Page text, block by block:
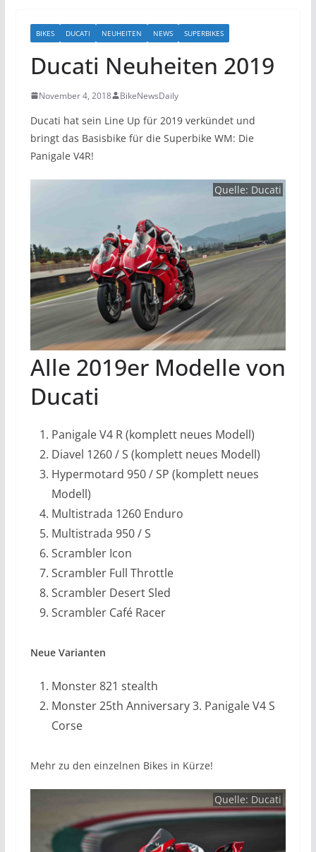
BIKES DUCATI NEUHEITEN NEWS SUPERBIKES
Ducati Neuheiten 2019
November 4, 2018 BikeNewsDaily
Ducati hat sein Line Up für 2019 verkündet und
bringt das Basisbike für die Superbike WM: Die
Panigale V4R!
Quelle: Ducati
Alle 2019er Modelle von
Ducati
Panigale V4 R (komplett neues Modell)
Diavel 1260 / S (komplett neues Modell)
Hypermotard 950 / SP (komplett neues
Modell)
Multistrada 1260 Enduro
Multistrada 950 / S
Scrambler Icon
Scrambler Full Throttle
Scrambler Desert Sled
Scrambler Café Racer
Neue Varianten
Monster 821 stealth
Monster 25th Anniversary 3. Panigale V4 S
Corse
Mehr zu den einzelnen Bikes in Kürze!
Quelle: Ducati
Ducati
Ducati
Ducati
Ducati
Ducati